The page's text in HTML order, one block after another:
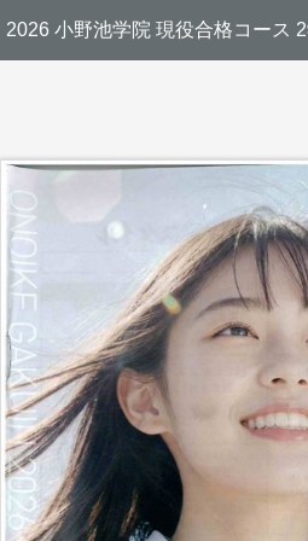
2026 小野池学院 現役合格コース